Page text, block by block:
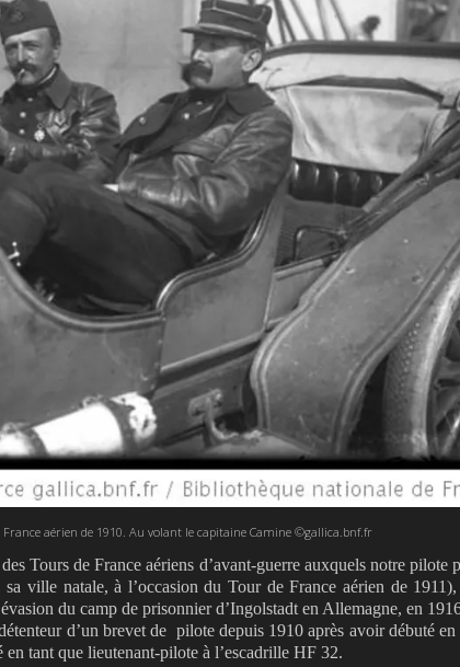
aérien de 1910. Au volant le capitaine Camine ©gallica.bnf.fr
Tours de France aériens d’avant-guerre auxquels notre pilote
ville natale, à l’occasion du Tour de France aérien de 1911),
du camp de prisonnier d’Ingolstadt en Allemagne, en
d’un brevet de pilote depuis 1910 après avoir débuté en
tant que lieutenant-pilote à l’escadrille HF 32.